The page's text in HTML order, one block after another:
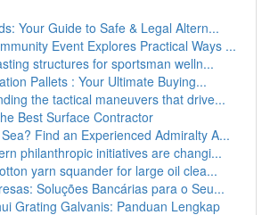
Your Guide to Safe & Legal Altern...
Event Explores Practical Ways ...
structures for sportsman welln...
Pallets : Your Ultimate Buying...
the tactical maneuvers that drive...
Best Surface Contractor
Find an Experienced Admiralty A...
philanthropic initiatives are changi...
yarn squander for large oil clea...
Soluções Bancárias para o Seu...
Grating Galvanis: Panduan Lengkap